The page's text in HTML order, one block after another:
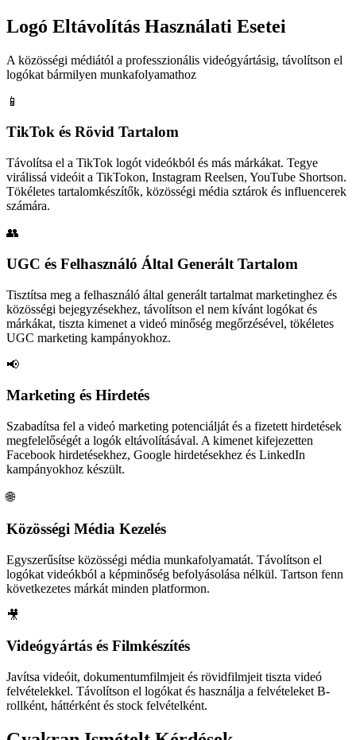
Logó Eltávolítás Használati Esetei
A közösségi médiától a professzionális videógyártásig, távolítson el
logókat bármilyen munkafolyamathoz
📱
TikTok és Rövid Tartalom
Távolítsa el a TikTok logót videókból és más márkákat. Tegye
virálissá videóit a TikTokon, Instagram Reelsen, YouTube Shortson.
Tökéletes tartalomkészítők, közösségi média sztárok és influencerek
számára.
👥
UGC és Felhasználó Által Generált Tartalom
Tisztítsa meg a felhasználó által generált tartalmat marketinghez és
közösségi bejegyzésekhez, távolítson el nem kívánt logókat és
márkákat, tiszta kimenet a videó minőség megőrzésével, tökéletes
UGC marketing kampányokhoz.
📢
Marketing és Hirdetés
Szabadítsa fel a videó marketing potenciálját és a fizetett hirdetések
megfelelőségét a logók eltávolításával. A kimenet kifejezetten
Facebook hirdetésekhez, Google hirdetésekhez és LinkedIn
kampányokhoz készült.
🌐
Közösségi Média Kezelés
Egyszerűsítse közösségi média munkafolyamatát. Távolítson el
logókat videókból a képminőség befolyásolása nélkül. Tartson fenn
következetes márkát minden platformon.
🎥
Videógyártás és Filmkészítés
Javítsa videóit, dokumentumfilmjeit és rövidfilmjeit tiszta videó
felvételekkel. Távolítson el logókat és használja a felvételeket B-
rollként, háttérként és stock felvételként.